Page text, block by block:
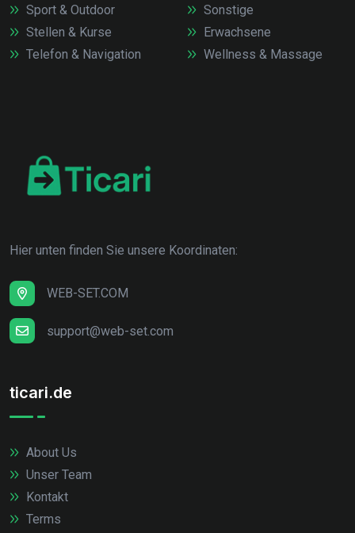
Sport & Outdoor
Stellen & Kurse
Telefon & Navigation
Sonstige
Erwachsene
Wellness & Massage
Hier unten finden Sie unsere Koordinaten:
WEB-SET.COM
support@web-set.com
ticari.de
About Us
Unser Team
Kontakt
Terms